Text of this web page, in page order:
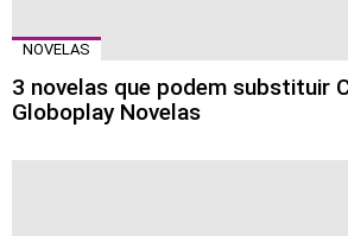
NOVELAS
3 novelas que podem substituir
Globoplay Novelas